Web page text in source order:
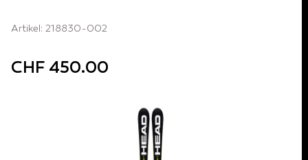
Artikel: 218830-002
CHF 450.00